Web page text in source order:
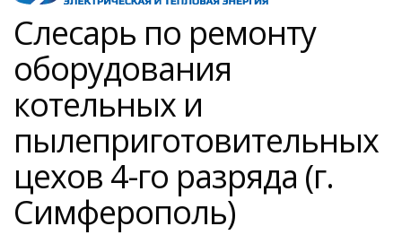
Слесарь по ремонту
оборудования
котельных и
пылеприготовительных
цехов 4-го разряда (г.
Симферополь)